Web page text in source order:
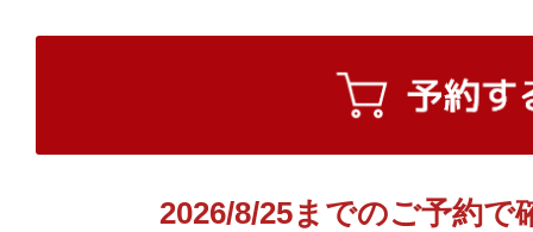
2026/8/25までのご予約で